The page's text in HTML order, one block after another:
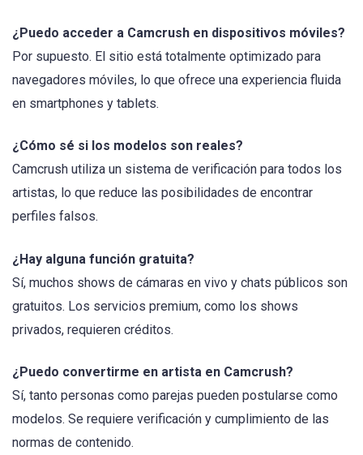
¿Puedo acceder a Camcrush en dispositivos móviles?
Por supuesto. El sitio está totalmente optimizado para
navegadores móviles, lo que ofrece una experiencia fluida
en smartphones y tablets.
¿Cómo sé si los modelos son reales?
Camcrush utiliza un sistema de verificación para todos los
artistas, lo que reduce las posibilidades de encontrar
perfiles falsos.
¿Hay alguna función gratuita?
Sí, muchos shows de cámaras en vivo y chats públicos son
gratuitos. Los servicios premium, como los shows
privados, requieren créditos.
¿Puedo convertirme en artista en Camcrush?
Sí, tanto personas como parejas pueden postularse como
modelos. Se requiere verificación y cumplimiento de las
normas de contenido.